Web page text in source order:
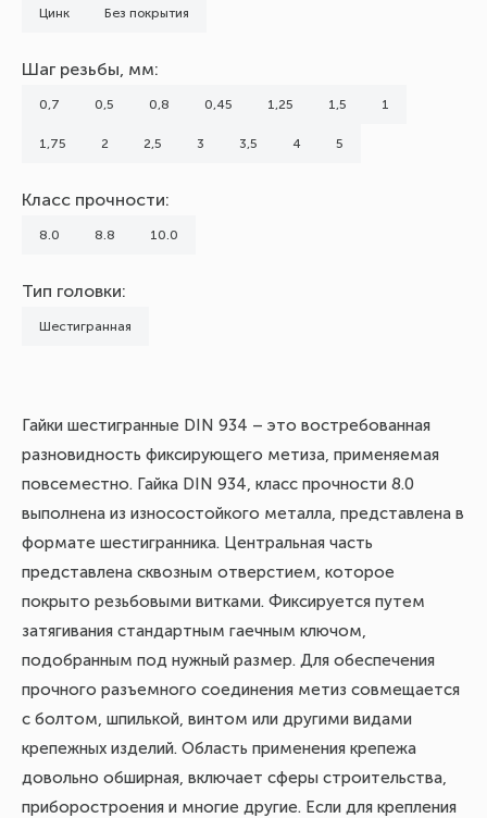
Цинк Без покрытия
Шаг резьбы, мм:
0,7 0,5 0,8 0,45 1,25 1,5 1
1,75 2 2,5 3 3,5 4 5
Класс прочности:
8.0 8.8 10.0
Тип головки:
Шестигранная
Гайки шестигранные DIN 934 – это востребованная
разновидность фиксирующего метиза, применяемая
повсеместно. Гайка DIN 934, класс прочности 8.0
выполнена из износостойкого металла, представлена в
формате шестигранника. Центральная часть
представлена сквозным отверстием, которое
покрыто резьбовыми витками. Фиксируется путем
затягивания стандартным гаечным ключом,
подобранным под нужный размер. Для обеспечения
прочного разъемного соединения метиз совмещается
с болтом, шпилькой, винтом или другими видами
крепежных изделий. Область применения крепежа
довольно обширная, включает сферы строительства,
приборостроения и многие другие. Если для крепления